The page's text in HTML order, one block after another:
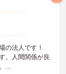
の法人です！
。人間関係が良